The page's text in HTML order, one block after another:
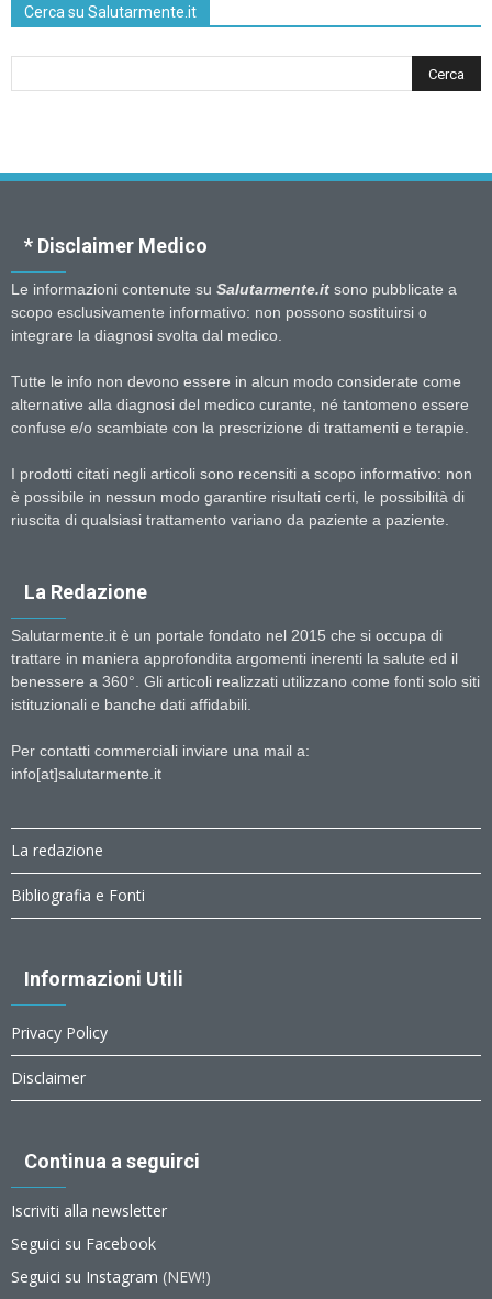
Cerca su Salutarmente.it
* Disclaimer Medico
Le informazioni contenute su Salutarmente.it sono pubblicate a
scopo esclusivamente informativo: non possono sostituirsi o
integrare la diagnosi svolta dal medico.
Tutte le info non devono essere in alcun modo considerate come
alternative alla diagnosi del medico curante, né tantomeno essere
confuse e/o scambiate con la prescrizione di trattamenti e terapie.
I prodotti citati negli articoli sono recensiti a scopo informativo: non
è possibile in nessun modo garantire risultati certi, le possibilità di
riuscita di qualsiasi trattamento variano da paziente a paziente.
La Redazione
Salutarmente.it è un portale fondato nel 2015 che si occupa di
trattare in maniera approfondita argomenti inerenti la salute ed il
benessere a 360°. Gli articoli realizzati utilizzano come fonti solo siti
istituzionali e banche dati affidabili.
Per contatti commerciali inviare una mail a:
info[at]salutarmente.it
La redazione
Bibliografia e Fonti
Informazioni Utili
Privacy Policy
Disclaimer
Continua a seguirci
Iscriviti alla newsletter
Seguici su Facebook
Seguici su Instagram (NEW!)